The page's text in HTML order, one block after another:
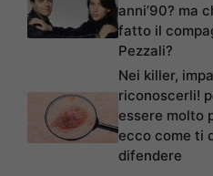
anni’90? ma
fatto il
Pezzali?
Nei killer,
riconoscerli!
essere molto
ecco come ti
difendere